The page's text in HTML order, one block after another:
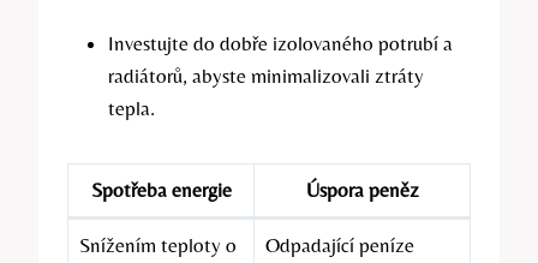
Investujte do dobře izolovaného potrubí a
radiátorů, abyste minimalizovali ztráty
tepla.
Spotřeba energie Úspora peněz
Snížením teploty o
Odpadající peníze